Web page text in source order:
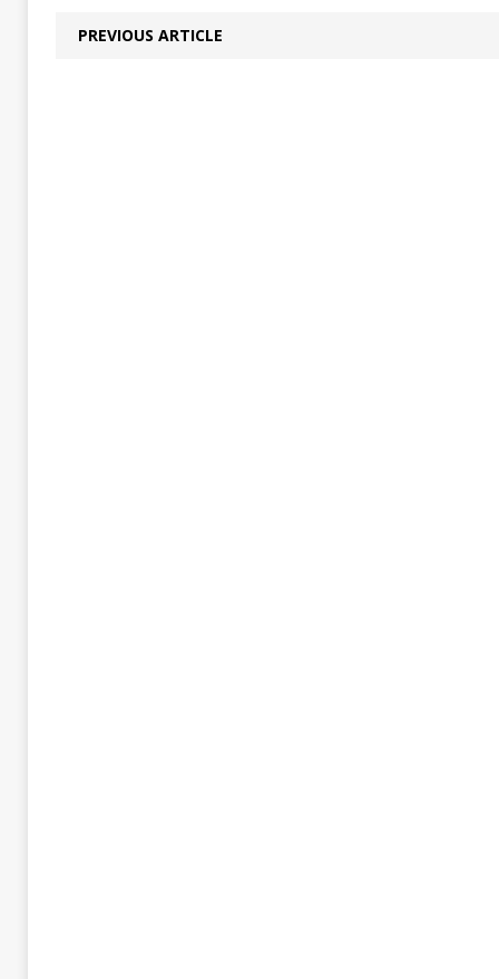
PREVIOUS ARTICLE